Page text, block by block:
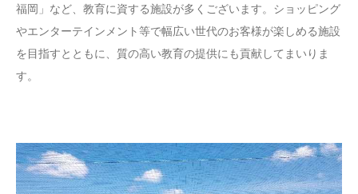
福岡」など、教育に資する施設が多くございます。ショッピング
やエンターテインメント等で幅広い世代のお客様が楽しめる施設
を目指すとともに、質の高い教育の提供にも貢献してまいりま
す。